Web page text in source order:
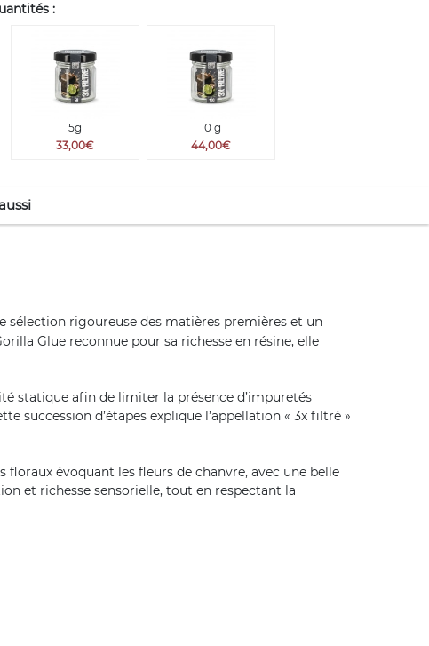
:
5g
33,00€
10 g
44,00€
sélection rigoureuse des matières premières et un
Glue reconnue pour sa richesse en résine, elle
statique afin de limiter la présence d’impuretés
succession d’étapes explique l’appellation « 3x filtré »
évoquant les fleurs de chanvre, avec une belle
et richesse sensorielle, tout en respectant la